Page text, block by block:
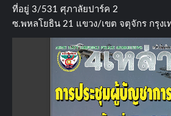
ที่อยู่​ 3/531​ ศุภาลัยปาร์ค​ 2
ซ.พหลโยธิน​ 21​ แขวง/เขต​ จตุจักร​ กรุงเ